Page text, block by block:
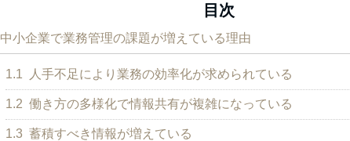
目次
中小企業で業務管理の課題が増えている理由
1.1 人手不足により業務の効率化が求められている
1.2 働き方の多様化で情報共有が複雑になっている
1.3 蓄積すべき情報が増えている